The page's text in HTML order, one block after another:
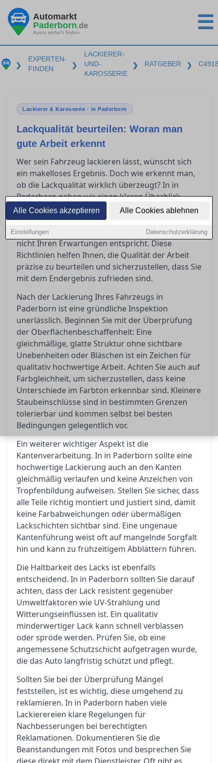
Alle Cookies akzeptieren Alle Cookies ablehnen
Einstellungen Datenschutzerklärung
Automarkt
Paderborn.de
Autos einfach finden ☰
❯
EXPERTEN-
FINDEN
❯
LACKIERER-
UND-
KAROSSERIE
❯ RATGEBER ❯
Lackierer & Karosserie · in Paderborn
Lackqualität beurteilen: Woran man
gute Arbeit erkennt
Wer sein Fahrzeug lackieren lässt, wünscht sich
ein makelloses Ergebnis. Doch wie erkennt man,
ob die Lackqualität wirklich überzeugt? In in
Paderborn geben wir einen klaren Überblick
darüber, was nach einer Lackierung zu prüfen ist,
welche Toleranzen akzeptabel sind und welche
Schritte Sie einleiten können, wenn das Ergebnis
nicht Ihren Erwartungen entspricht. Diese
Richtlinien helfen Ihnen, die Qualität der Arbeit
präzise zu beurteilen und sicherzustellen, dass Sie
mit dem Endergebnis zufrieden sind.
Nach der Lackierung Ihres Fahrzeugs in
Paderborn ist eine gründliche Inspektion
unerlässlich. Beginnen Sie mit der Überprüfung
der Oberflächenbeschaffenheit: Eine
gleichmäßige, glatte Struktur ohne sichtbare
Unebenheiten oder Bläschen ist ein Zeichen für
qualitativ hochwertige Arbeit. Achten Sie auch auf
Farbgleichheit, um sicherzustellen, dass keine
Unterschiede im Farbton erkennbar sind. Kleinere
Staubeinschlüsse sind in bestimmten Grenzen
tolerierbar und kommen selbst bei besten
Bedingungen gelegentlich vor.
Ein weiterer wichtiger Aspekt ist die
Kantenverarbeitung. In in Paderborn sollte eine
hochwertige Lackierung auch an den Kanten
gleichmäßig verlaufen und keine Anzeichen von
Tropfenbildung aufweisen. Stellen Sie sicher, dass
alle Teile richtig montiert und justiert sind, damit
keine Farbabweichungen oder übermäßigen
Lackschichten sichtbar sind. Eine ungenaue
Kantenführung weist oft auf mangelnde Sorgfalt
hin und kann zu frühzeitigem Abblättern führen.
Die Haltbarkeit des Lacks ist ebenfalls
entscheidend. In in Paderborn sollten Sie darauf
achten, dass der Lack resistent gegenüber
Umweltfaktoren wie UV-Strahlung und
Witterungseinflüssen ist. Ein qualitativ
minderwertiger Lack kann schnell verblassen
oder spröde werden. Prüfen Sie, ob eine
angemessene Schutzschicht aufgetragen wurde,
die das Auto langfristig schützt und pflegt.
Sollten Sie bei der Überprüfung Mängel
feststellen, ist es wichtig, diese umgehend zu
reklamieren. In in Paderborn haben viele
Lackierereien klare Regelungen für
Nachbesserungen bei berechtigten
Reklamationen. Dokumentieren Sie die
Beanstandungen mit Fotos und besprechen Sie